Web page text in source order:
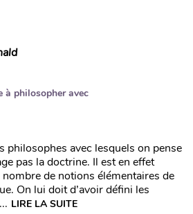
à philosopher avec
philosophes avec lesquels on pense
pas la doctrine. Il est en effet
nombre de notions élémentaires de
On lui doit d’avoir défini les
LIRE LA SUITE